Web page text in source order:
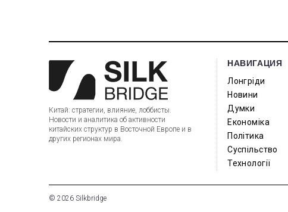
Китай: стратегии, влияние, лоббисты.
Новости и аналитика об активности
китайских структур в Восточной Европе и в
других регионах мира.
НАВИГАЦИЯ
Лонгріди
Новини
Думки
Економіка
Політика
Суспільство
Технології
© 2026 Silkbridge